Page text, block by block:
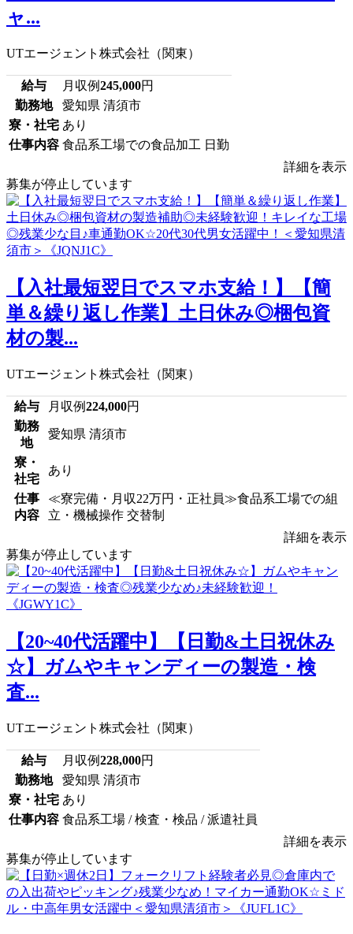
ャ...
UTエージェント株式会社（関東）
給与 月収例245,000円
勤務地
愛知県 清須市
寮・社宅 あり
仕事内容 食品系工場での食品加工 日勤
詳細を表示
募集が停止しています
【入社最短翌日でスマホ支給！】【簡
単＆繰り返し作業】土日休み◎梱包資
材の製...
UTエージェント株式会社（関東）
給与 月収例224,000円
勤務
地
愛知県 清須市
寮・
社宅
あり
仕事
内容
≪寮完備・月収22万円・正社員≫食品系工場での組
立・機械操作 交替制
詳細を表示
募集が停止しています
【20~40代活躍中】【日勤&土日祝休み
☆】ガムやキャンディーの製造・検
査...
UTエージェント株式会社（関東）
給与 月収例228,000円
勤務地
愛知県 清須市
寮・社宅 あり
仕事内容 食品系工場 / 検査・検品 / 派遣社員
詳細を表示
募集が停止しています